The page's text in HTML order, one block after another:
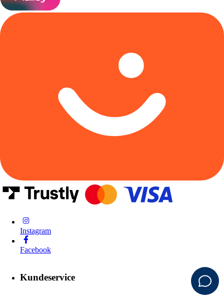
Instagram
Facebook
Kundeservice